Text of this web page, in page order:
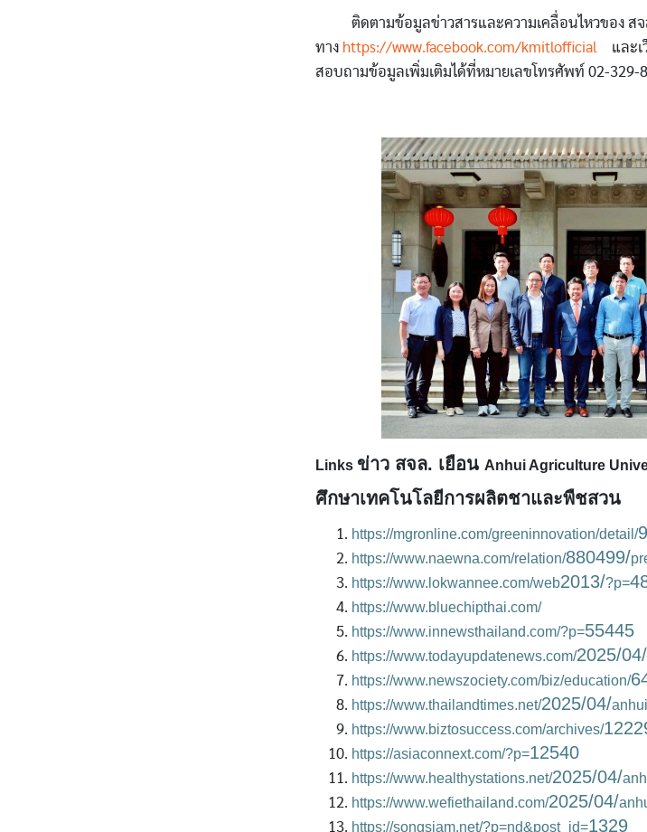
ติดตามข้อมูลข่าวสารและความเคลื่อนไหวของ สจ
ทาง https://www.facebook.com/kmitlofficial และเ
สอบถามข้อมูลเพิ่มเติมได้ที่หมายเลขโทรศัพท์ 02-329-
Links ข่าว สจล. เยือน Anhui Agriculture
ศึกษาเทคโนโลยีการผลิตชาและพืชสวน
https://mgronline.com/greeninnovation/detail/
https://www.naewna.com/relation/880499/
https://www.lokwannee.com/web2013/?p=
https://www.bluechipthai.com/
https://www.innewsthailand.com/?p=55445
https://www.todayupdatenews.com/2025/04/
https://www.newszociety.com/biz/education/
https://www.thailandtimes.net/2025/04/
https://www.biztosuccess.com/archives/
https://asiaconnext.com/?p=12540
https://www.healthystations.net/2025/04/
https://www.wefiethailand.com/2025/04/
https://songsiam.net/?p=nd&post_id=1329